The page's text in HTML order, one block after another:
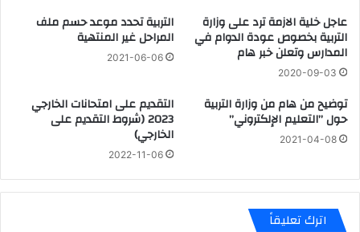
عاجل خلية الازمة ترد على وزارة
التربية بخصوص عودة الدوام في
المدارس وتعلن خبر هام
2020-09-03
التربية تحدد موعد حسم ملف
المراحل غير المنتهية
2021-06-06
توضيح من هام من وزارة التربية
حول ’’التعليم الإلكتروني’’
2021-04-08
التقديم على امتحانات الخارجي
2023 (شروط التقديم على
الخارجي)
2022-11-06
اترك تعليقاً